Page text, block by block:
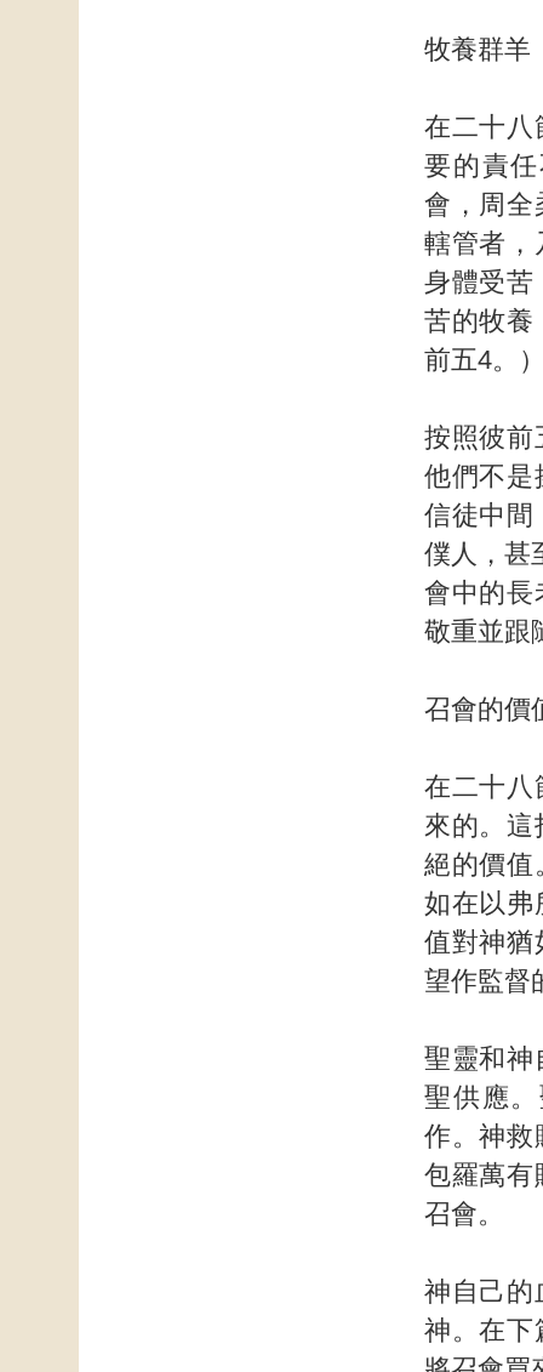
牧養群羊
在二十八
要的責
會，周全
轄管者，
身體受苦
苦的牧養
前五4。
按照彼前
他們不是
信徒中間
僕人，甚
會中的長
敬重並跟
召會的價
在二十八
來的。這
絕的價值
如在以弗
值對神猶
望作監督
聖靈和神
聖供應
作。神救
包羅萬有
召會。
神自己的
神。在下